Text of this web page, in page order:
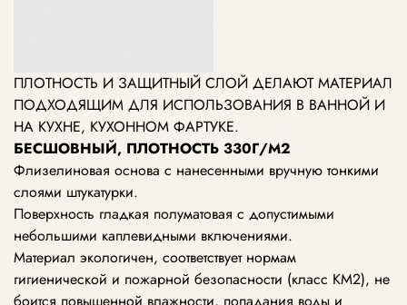
ПЛОТНОСТЬ И ЗАЩИТНЫЙ СЛОЙ ДЕЛАЮТ МАТЕРИАЛ
ПОДХОДЯЩИМ ДЛЯ ИСПОЛЬЗОВАНИЯ В ВАННОЙ И
НА КУХНЕ, КУХОННОМ ФАРТУКЕ.
БЕСШОВНЫЙ, ПЛОТНОСТЬ 330Г/М2
Флизелиновая основа с нанесенными вручную тонкими
слоями штукатурки.
Поверхность гладкая полуматовая с допустимыми
небольшими каплевидными включениями.
Материал экологичен, соответствует нормам
гигиенической и пожарной безопасности (класс KM2), не